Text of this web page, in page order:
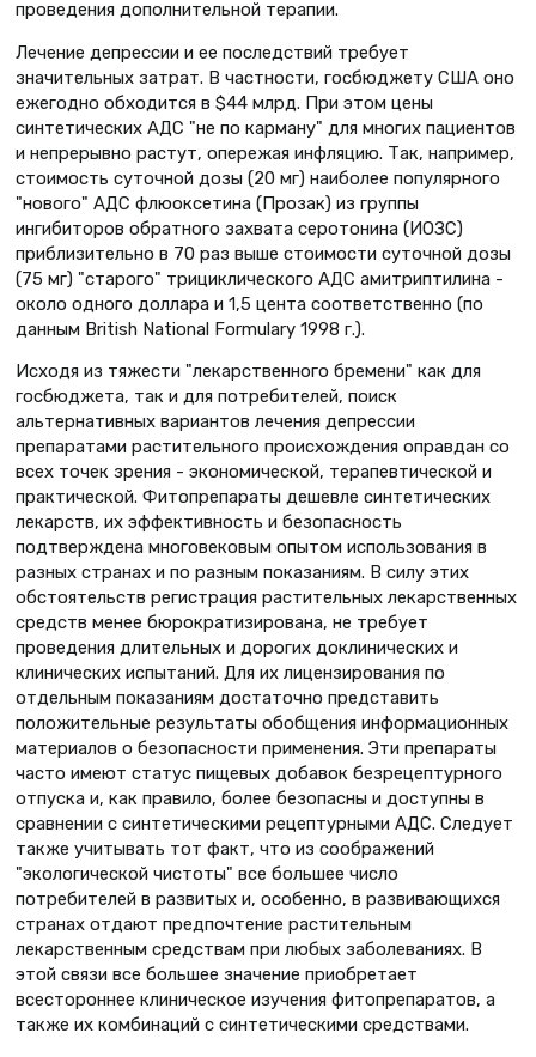
проведения дополнительной терапии.
Лечение депрессии и ее последствий требует
значительных затрат. В частности, госбюджету США оно
ежегодно обходится в $44 млрд. При этом цены
синтетических АДС "не по карману" для многих пациентов
и непрерывно растут, опережая инфляцию. Так, например,
стоимость суточной дозы (20 мг) наиболее популярного
"нового" АДС флюоксетина (Прозак) из группы
ингибиторов обратного захвата серотонина (ИОЗС)
приблизительно в 70 раз выше стоимости суточной дозы
(75 мг) "старого" трициклического АДС амитриптилина -
около одного доллара и 1,5 цента соответственно (по
данным British National Formulary 1998 г.).
Исходя из тяжести "лекарственного бремени" как для
госбюджета, так и для потребителей, поиск
альтернативных вариантов лечения депрессии
препаратами растительного происхождения оправдан со
всех точек зрения - экономической, терапевтической и
практической. Фитопрепараты дешевле синтетических
лекарств, их эффективность и безопасность
подтверждена многовековым опытом использования в
разных странах и по разным показаниям. В силу этих
обстоятельств регистрация растительных лекарственных
средств менее бюрократизирована, не требует
проведения длительных и дорогих доклинических и
клинических испытаний. Для их лицензирования по
отдельным показаниям достаточно представить
положительные результаты обобщения информационных
материалов о безопасности применения. Эти препараты
часто имеют статус пищевых добавок безрецептурного
отпуска и, как правило, более безопасны и доступны в
сравнении с синтетическими рецептурными АДС. Следует
также учитывать тот факт, что из соображений
"экологической чистоты" все большее число
потребителей в развитых и, особенно, в развивающихся
странах отдают предпочтение растительным
лекарственным средствам при любых заболеваниях. В
этой связи все большее значение приобретает
всестороннее клиническое изучения фитопрепаратов, а
также их комбинаций с синтетическими средствами.